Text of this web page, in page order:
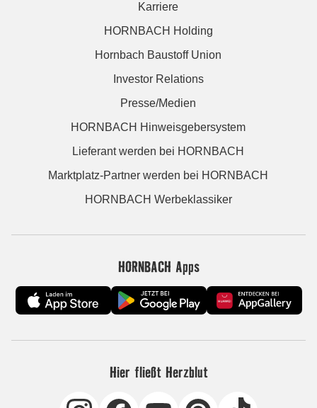
Karriere
HORNBACH Holding
Hornbach Baustoff Union
Investor Relations
Presse/Medien
HORNBACH Hinweisgebersystem
Lieferant werden bei HORNBACH
Marktplatz-Partner werden bei HORNBACH
HORNBACH Werbeklassiker
HORNBACH Apps
Hier fließt Herzblut